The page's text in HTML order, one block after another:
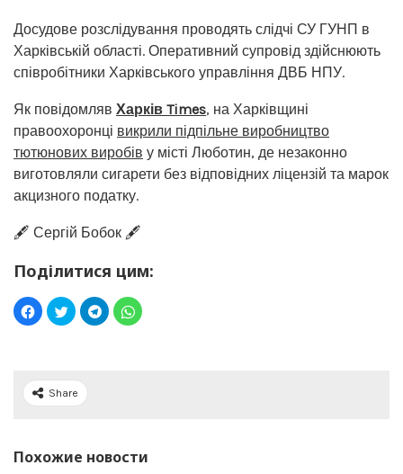
Досудове розслідування проводять слідчі СУ ГУНП в
Харківській області. Оперативний супровід здійснюють
співробітники Харківського управління ДВБ НПУ.
Як повідомляв Харків Times, на Харківщині
правоохоронці викрили підпільне виробництво
тютюнових виробів у місті Люботин, де незаконно
виготовляли сигарети без відповідних ліцензій та марок
акцизного податку.
🖋️ Сергій Бобок 🖋️
Поділитися цим:
Share
Похожие новости